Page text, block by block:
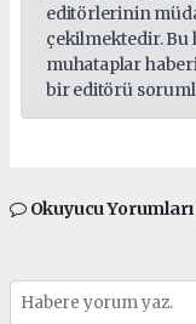
editörlerinin
çekilmektedir. Bu
muhataplar
bir editörü
Okuyucu Yorumları